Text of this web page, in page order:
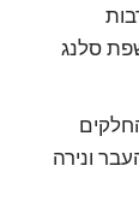
סלנג
ונירה